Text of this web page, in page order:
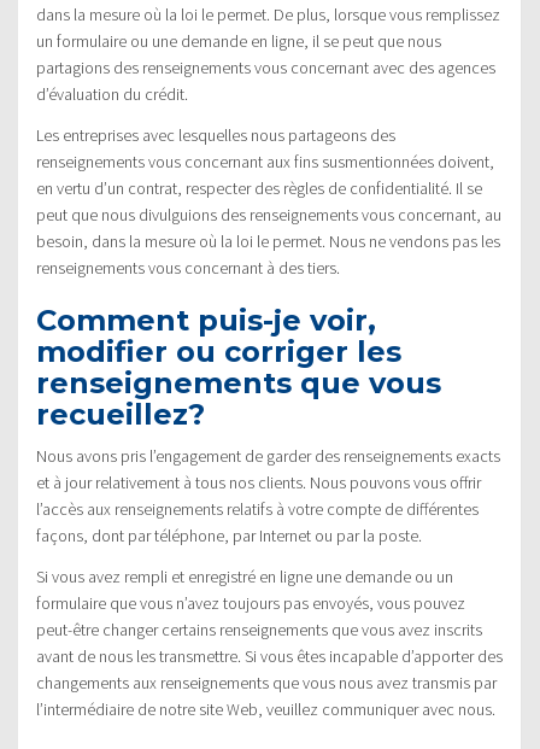
dans la mesure où la loi le permet. De plus, lorsque vous remplissez
un formulaire ou une demande en ligne, il se peut que nous
partagions des renseignements vous concernant avec des agences
d’évaluation du crédit.
Les entreprises avec lesquelles nous partageons des
renseignements vous concernant aux fins susmentionnées doivent,
en vertu d’un contrat, respecter des règles de confidentialité. Il se
peut que nous divulguions des renseignements vous concernant, au
besoin, dans la mesure où la loi le permet. Nous ne vendons pas les
renseignements vous concernant à des tiers.
Comment puis-je voir,
modifier ou corriger les
renseignements que vous
recueillez?
Nous avons pris l’engagement de garder des renseignements exacts
et à jour relativement à tous nos clients. Nous pouvons vous offrir
l’accès aux renseignements relatifs à votre compte de différentes
façons, dont par téléphone, par Internet ou par la poste.
Si vous avez rempli et enregistré en ligne une demande ou un
formulaire que vous n’avez toujours pas envoyés, vous pouvez
peut-être changer certains renseignements que vous avez inscrits
avant de nous les transmettre. Si vous êtes incapable d’apporter des
changements aux renseignements que vous nous avez transmis par
l’intermédiaire de notre site Web, veuillez communiquer avec nous.